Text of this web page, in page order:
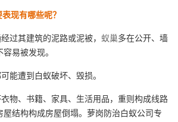
现有哪些呢？
过其建筑的泥路或泥被， 蚁巢多在公开、墙
易被发现。
能遭到白蚁破坏、毁损。
物、书籍、家具、生活用品，重则构成线路
屋结构构成房屋倒塌。萝岗防治白蚁公司专